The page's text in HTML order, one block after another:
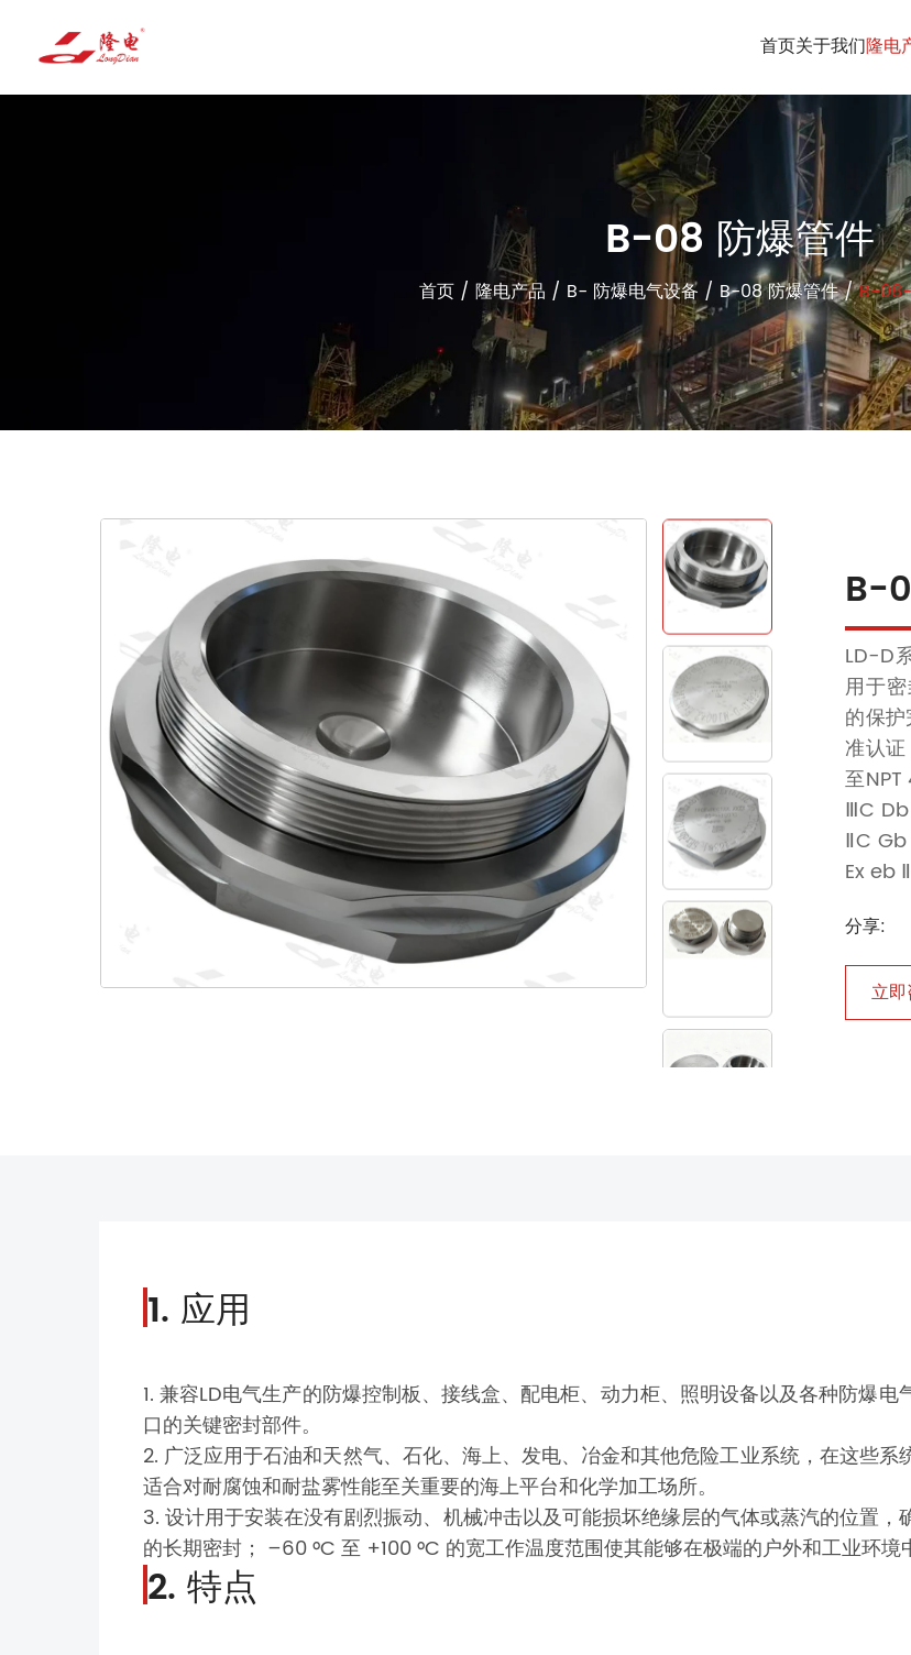
首页关于我们隆电
B-08 防爆管件
首页 / 隆电产品 / B- 防爆电气设备 / B-08 防爆管件/B-08-
B-
LD-D
用于
的保
准认
至
ⅢC
ⅡC
Ex eb
分享:
立
1. 应用
1. 兼容LD电气生产的防爆控制板、接线盒、配电柜、动力柜、照明设备以及各种防爆
口的关键密封部件。
2. 广泛应用于石油和天然气、石化、海上、发电、冶金和其他危险工业系统，在这些
适合对耐腐蚀和耐盐雾性能至关重要的海上平台和化学加工场所。
3. 设计用于安装在没有剧烈振动、机械冲击以及可能损坏绝缘层的气体或蒸汽的位置
的长期密封； –60 °C 至 +100 °C 的宽工作温度范围使其能够在极端的户外和工业环境
2. 特点